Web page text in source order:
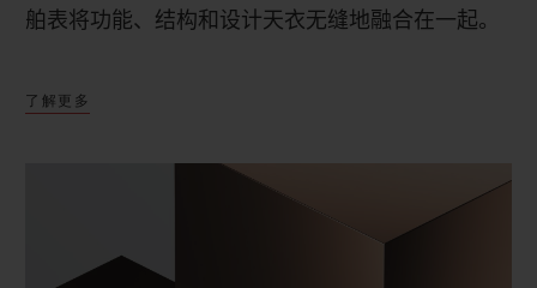
舶表将功能、结构和设计天衣无缝地融合在一起。
了解更多